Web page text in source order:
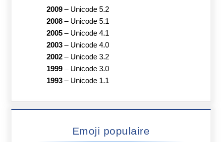
2009– Unicode 5.2
2008– Unicode 5.1
2005– Unicode 4.1
2003– Unicode 4.0
2002– Unicode 3.2
1999– Unicode 3.0
1993– Unicode 1.1
Emoji populaire